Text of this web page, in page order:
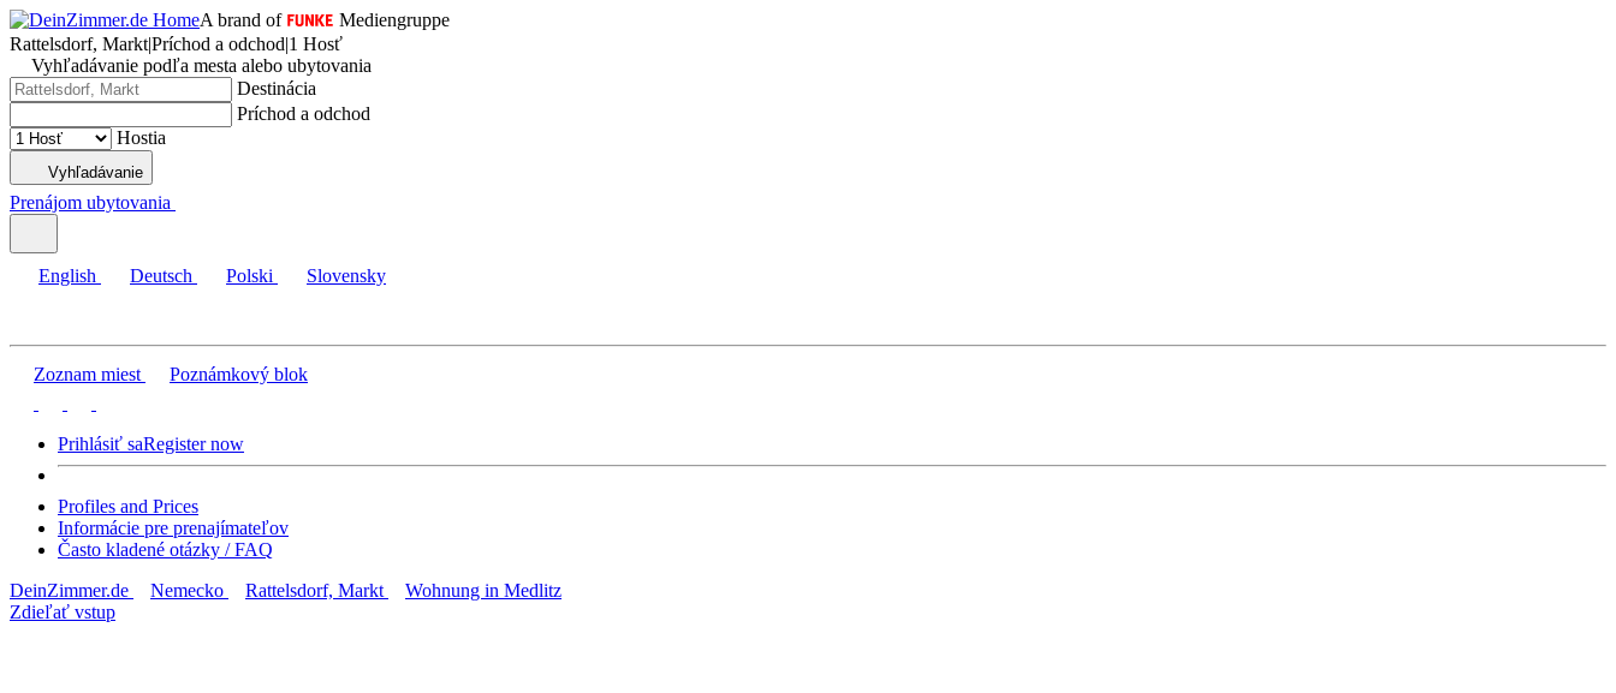
A brand of
Mediengruppe
Rattelsdorf, Markt|Príchod a odchod|1 Hosť
Vyhľadávanie podľa mesta alebo ubytovania
Destinácia
Príchod a odchod
Hostia
Vyhľadávanie
Prenájom ubytovania
English Deutsch Polski Slovensky
Zoznam miest Poznámkový blok
Prihlásiť saRegister now
Profiles and Prices
Informácie pre prenajímateľov
Často kladené otázky / FAQ
DeinZimmer.de
Nemecko Rattelsdorf, Markt
Wohnung in Medlitz
Zdieľať vstup